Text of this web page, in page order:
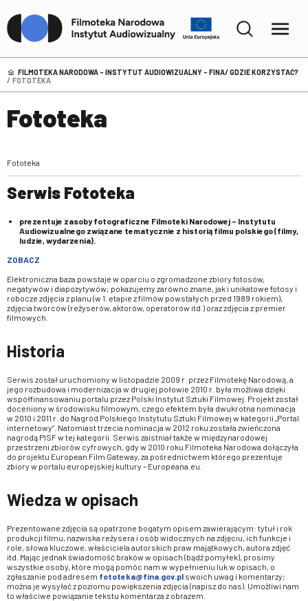
FILMOTEKA NARODOWA – INSTYTUT AUDIOWIZUALNY - FINA GDZIE KORZYSTAĆ?
FOTOTEKA
Fototeka
Fototeka
Serwis Fototeka
prezentuje zasoby fotograficzne Filmoteki Narodowej – Instytutu
Audiowizualnego związane tematycznie z historią filmu polskiego (filmy,
ludzie, wydarzenia).
ZOBACZ
Elektroniczna baza powstaje w oparciu o zgromadzone zbiory fotosów,
negatywów i diapozytywów; pokazujemy zarówno znane, jak i unikatowe fotosy i
robocze zdjęcia z planu (w 1. etapie z filmów powstałych przed 1989 rokiem),
zdjęcia twórców (reżyserów, aktorów, operatorów itd.) oraz zdjęcia z premier
filmowych.
Historia
Serwis został uruchomiony w listopadzie 2009 r. przez Filmotekę Narodową, a
jego rozbudowa i modernizacja w drugiej połowie 2010 r. była możliwa dzięki
współfinansowaniu portalu przez Polski Instytut Sztuki Filmowej. Projekt został
doceniony w środowisku filmowym, czego efektem była dwukrotna nominacja
w 2010 i 2011 r. do Nagród Polskiego Instytutu Sztuki Filmowej w kategorii „Portal
internetowy”. Natomiast trzecia nominacja w 2012 roku została zwieńczona
nagrodą PISF w tej kategorii. Serwis zaistniał także w międzynarodowej
przestrzeni zbiorów cyfrowych, gdy w 2010 roku Filmoteka Narodowa dołączyła
do projektu European Film Gateway, za pośrednictwem którego prezentuje
zbiory w portalu europejskiej kultury – Europeana.eu.
Wiedza w opisach
Prezentowane zdjęcia są opatrzone bogatym opisem zawierającym: tytuł i rok
produkcji filmu, nazwiska reżysera i osób widocznych na zdjęciu, ich funkcje i
role, słowa kluczowe, właściciela autorskich praw majątkowych, autora zdjęć
itd. Mając jednak świadomość braków w opisach (bądź pomyłek), prosimy
wszystkie osoby, które mogą pomóc nam w wypełnieniu luk w opisach, o
zgłaszanie pod adresem fototeka@fina.gov.pl swoich uwag i komentarzy;
można je wysyłać z poziomu powiększenia zdjęcia (napisz do nas). Umożliwi nam
to właściwe powiązanie tekstu komentarza z obrazem.